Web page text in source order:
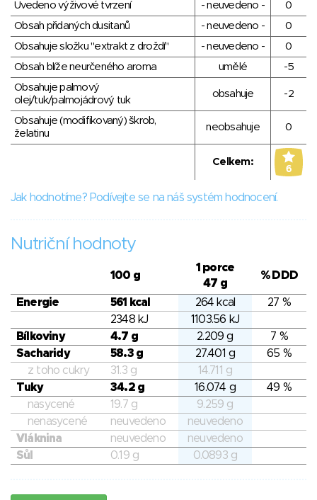
Uvedeno výživové tvrzení
- neuvedeno -
0
Obsah přidaných dusitanů
- neuvedeno -
0
Obsahuje složku "extrakt z droždí"
- neuvedeno -
0
Obsah blíže neurčeného aroma
umělé
-5
Obsahuje palmový
olej/tuk/palmojádrový tuk
obsahuje -2
Obsahuje (modifikovaný) škrob,
želatinu
neobsahuje 0
Celkem:
6
Jak hodnotíme? Podívejte se na náš systém hodnocení.
Nutriční hodnoty
100 g
1 porce
47 g
% DDD
Energie 561 kcal 264 kcal
27 %
2348 kJ
1103.56 kJ
Bílkoviny
4.7 g 2.209 g
7 %
Sacharidy
58.3 g 27.401 g
65 %
z toho cukry
31.3 g
14.711 g
Tuky
34.2 g 16.074 g
49 %
nasycené
19.7 g
9.259 g
nenasycené
neuvedeno
neuvedeno
Vláknina
neuvedeno
neuvedeno
Sůl
0.19 g 0.0893 g